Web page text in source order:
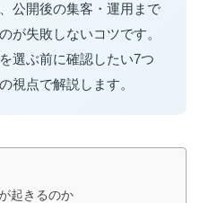
公開後の集客・運用まで
が失敗しないコツです。
選ぶ前に確認したい7つ
視点で解説します。
起きるのか